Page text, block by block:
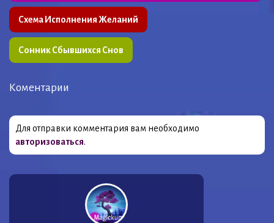
Схема Исполнения Желаний
Сонник Сбывшихся Снов
Коментарии
Для отправки комментария вам необходимо
авторизоваться.